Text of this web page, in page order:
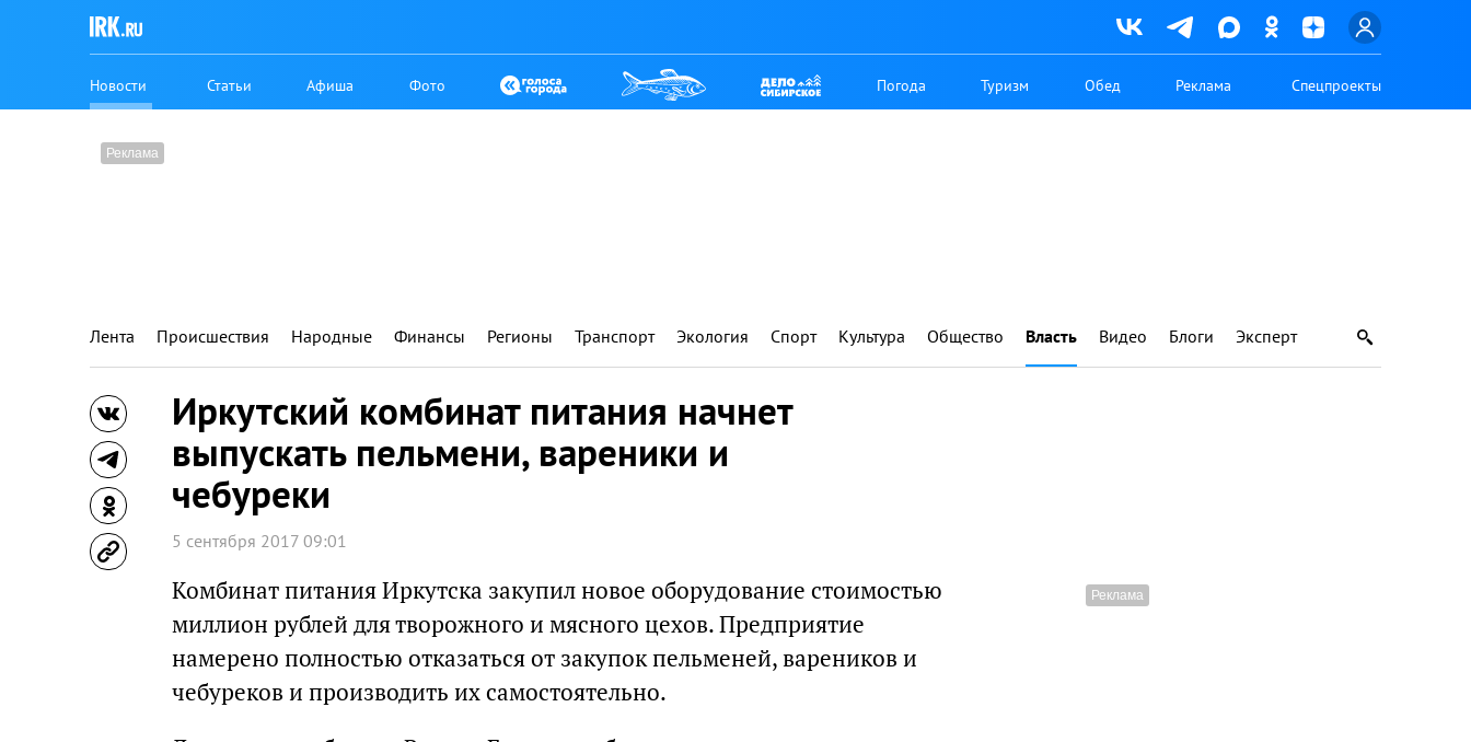
Новости Статьи Афиша Фото Погода Туризм Обед Реклама Спецпроекты
Лента Происшествия Народные Финансы Регионы Транспорт Экология Спорт Культура Общество Власть Видео Блоги Эксперт
Иркутский комбинат питания начнет
выпускать пельмени, вареники и
чебуреки
5 сентября 2017 09:01
Комбинат питания Иркутска закупил новое оборудование стоимостью
миллион рублей для творожного и мясного цехов. Предприятие
намерено полностью отказаться от закупок пельменей, вареников и
чебуреков и производить их самостоятельно.